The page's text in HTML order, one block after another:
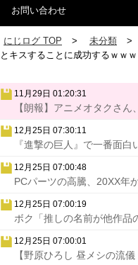
お問い合わせ
にじログ TOP 未分類
とキスすることに成功するｗｗ
11月29日 01:20:31
【朗報】アニメオタクさん
12月25日 07:30:11
『進撃の巨人』で一番面白
12月25日 07:00:48
PCパーツの高騰、20XX年
12月25日 07:00:19
ボク「推しの名前が他作
12月25日 07:00:01
【野原ひろし 昼メシの流